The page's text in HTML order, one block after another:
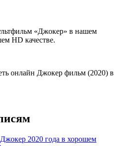
«Джокер» в нашем
HD качестве.
онлайн Джокер фильм (2020) в
2020 года в хорошем